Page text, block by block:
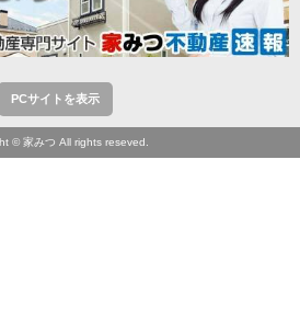
PCサイトを表示
© 家みつ All rights reseved.